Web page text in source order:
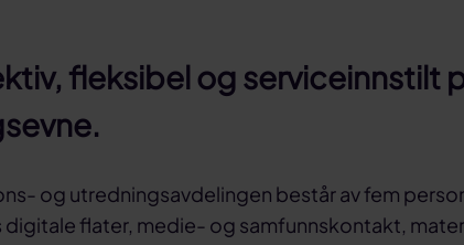
fleksibel og serviceinnstilt
og utredningsavdelingen består av fem
flater, medie- og samfunnskontakt,